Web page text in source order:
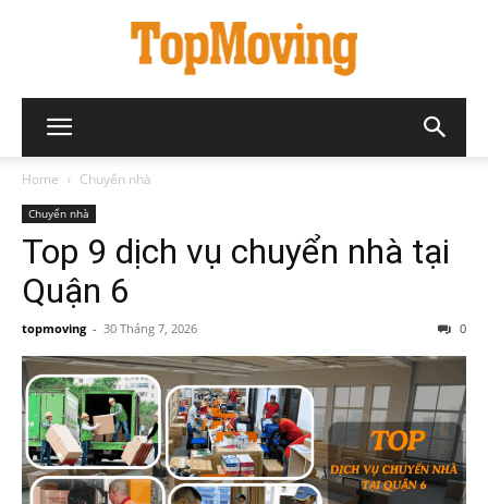
Home Chuyển nhà
Chuyển nhà
Top 9 dịch vụ chuyển nhà tại
Quận 6
topmoving - 30 Tháng 7, 2026 0